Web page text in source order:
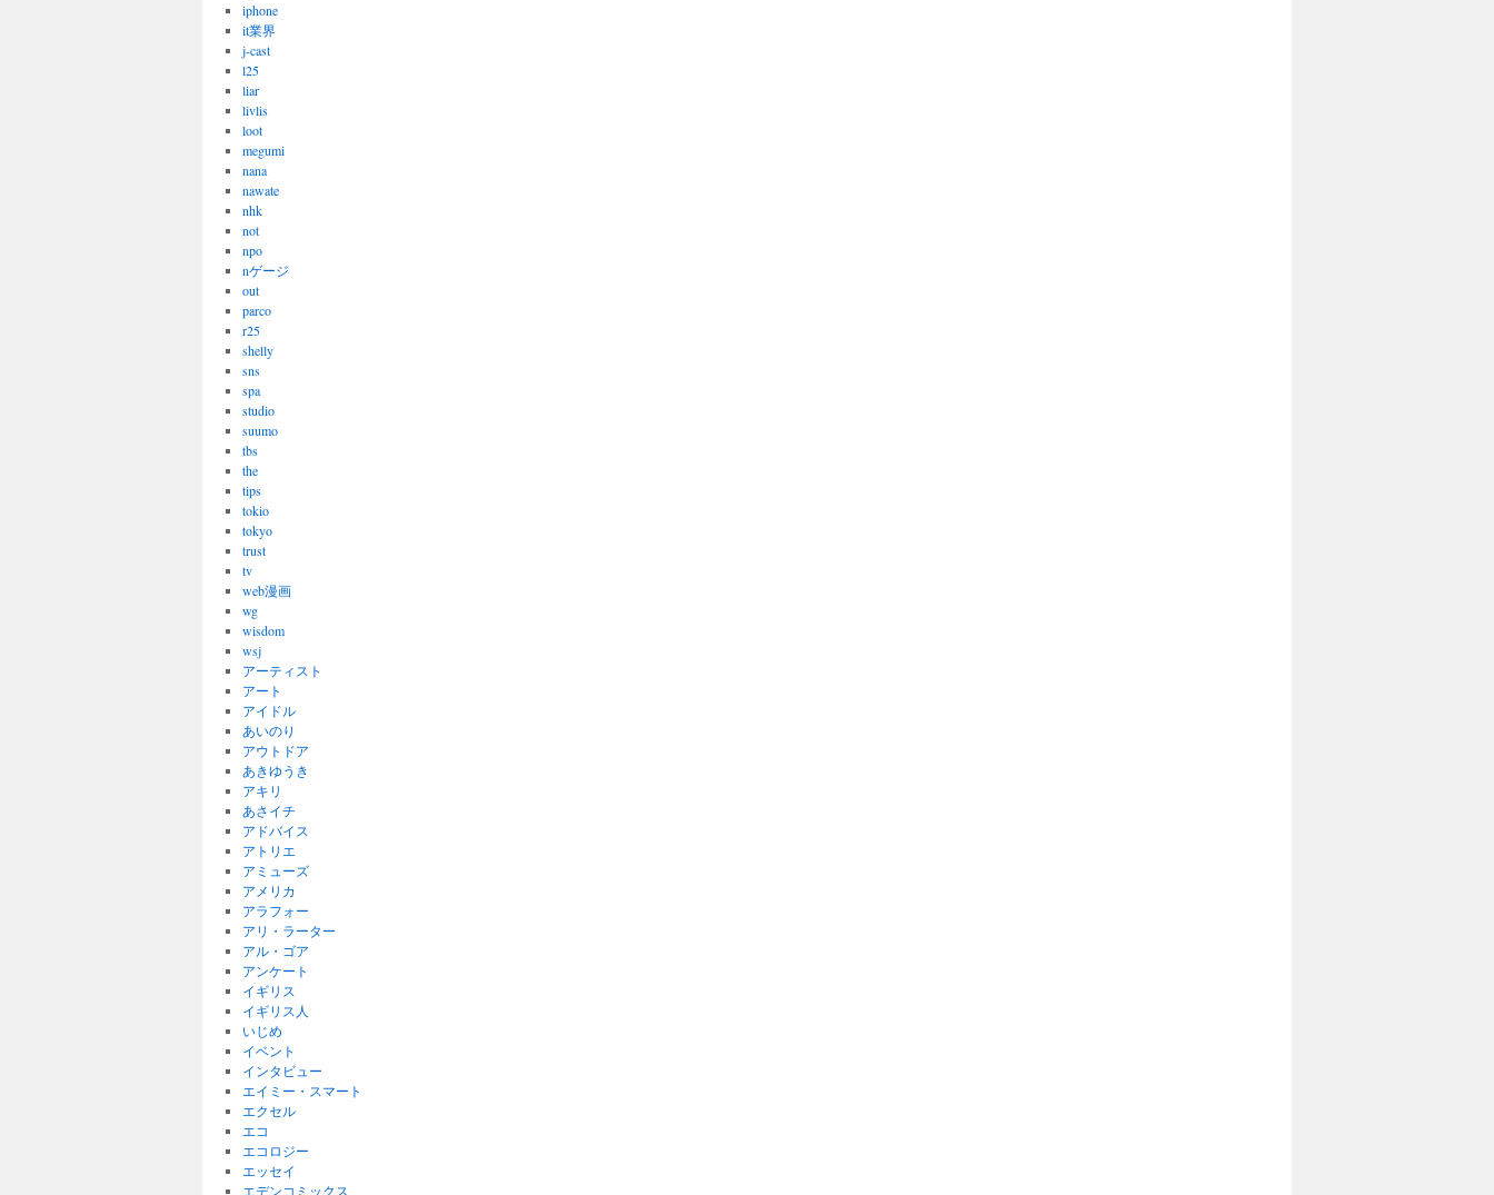
iphone
it業界
j-cast
l25
liar
livlis
loot
megumi
nana
nawate
nhk
not
npo
nゲージ
out
parco
r25
shelly
sns
spa
studio
suumo
tbs
the
tips
tokio
tokyo
trust
tv
web漫画
wg
wisdom
wsj
アーティスト
アート
アイドル
あいのり
アウトドア
あきゆうき
アキリ
あさイチ
アドバイス
アトリエ
アミューズ
アメリカ
アラフォー
アリ・ラーター
アル・ゴア
アンケート
イギリス
イギリス人
いじめ
イベント
インタビュー
エイミー・スマート
エクセル
エコ
エコロジー
エッセイ
エデンコミックス